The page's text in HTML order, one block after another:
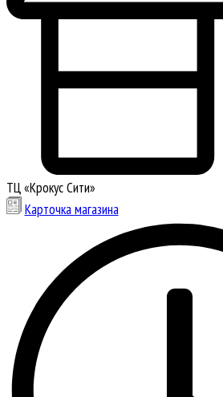
ТЦ «Крокус Сити»
Карточка магазина